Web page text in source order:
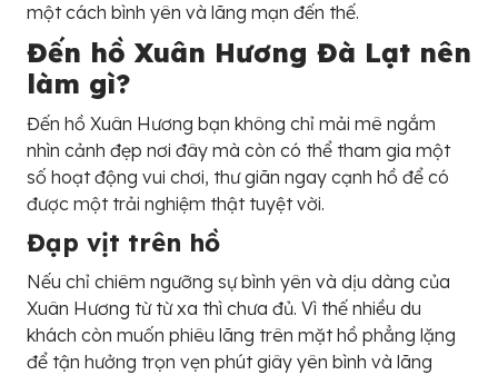
một cách bình yên và lãng mạn đến thế.
Đến hồ Xuân Hương Đà Lạt nên
làm gì?
Đến hồ Xuân Hương bạn không chỉ mải mê ngắm
nhìn cảnh đẹp nơi đây mà còn có thể tham gia một
số hoạt động vui chơi, thư giãn ngay cạnh hồ để có
được một trải nghiệm thật tuyệt vời.
Đạp vịt trên hồ
Nếu chỉ chiêm ngưỡng sự bình yên và dịu dàng của
Xuân Hương từ từ xa thì chưa đủ. Vì thế nhiều du
khách còn muốn phiêu lãng trên mặt hồ phẳng lặng
để tận hưởng trọn vẹn phút giây yên bình và lãng